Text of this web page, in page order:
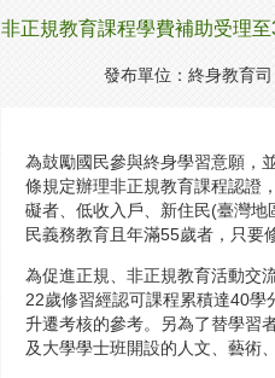
非正規教育課程學費補助受理至
發布單位：終身教育
為鼓勵國民參與終身學習意願，
條規定辦理非正規教育課程認證
礙者、低收入戶、新住民(臺灣
民義務教育且年滿55歲者，只要
為促進正規、非正規教育活動交
22歲修習經認可課程累積達40
升遷考核的參考。另為了替學習
及大學學士班開設的人文、藝術